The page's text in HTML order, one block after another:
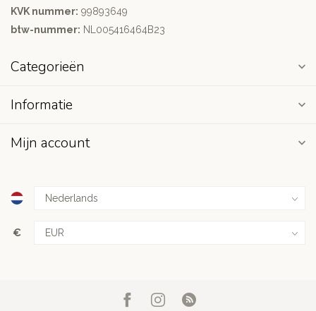
KVK nummer: 99893649
btw-nummer: NL005416464B23
Categorieën
Informatie
Mijn account
€